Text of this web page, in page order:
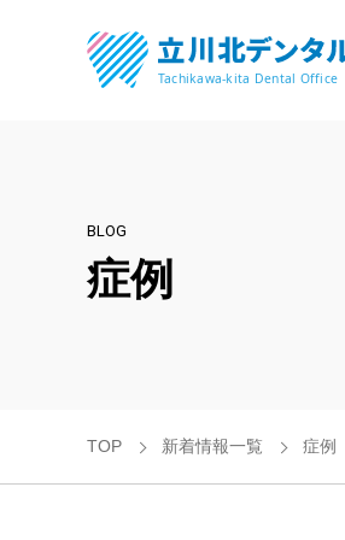
BLOG
症例
TOP 新着情報一覧 症例